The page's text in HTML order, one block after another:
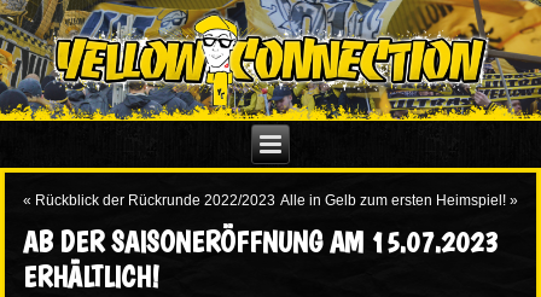
« Rückblick der Rückrunde 2022/2023 Alle in Gelb zum ersten Heimspiel!»
AB DER SAISONERÖFFNUNG AM 15.07.2023
ERHÄLTLICH!